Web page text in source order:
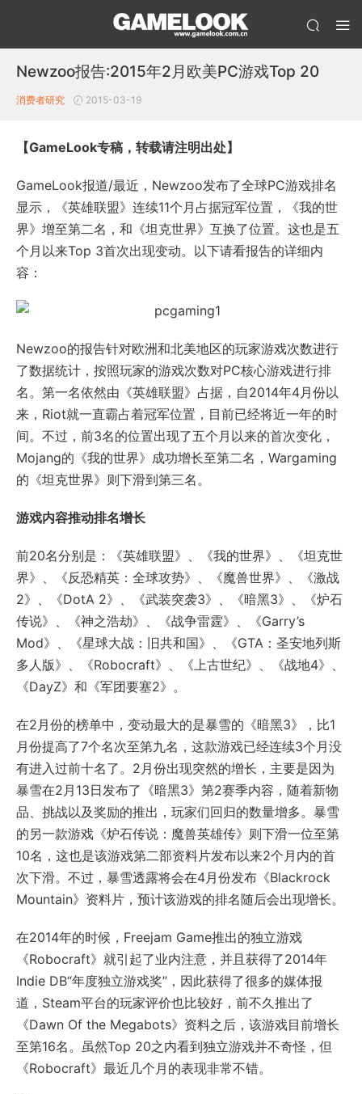
Newzoo报告:2015年2月欧美PC游戏Top 20
消费者研究 2015-03-19
【GameLook专稿，转载请注明出处】
GameLook报道/最近，Newzoo发布了全球PC游戏排名
显示，《英雄联盟》连续11个月占据冠军位置，《我的世
界》增至第二名，和《坦克世界》互换了位置。这也是五
个月以来Top 3首次出现变动。以下请看报告的详细内
容：
Newzoo的报告针对欧洲和北美地区的玩家游戏次数进行
了数据统计，按照玩家的游戏次数对PC核心游戏进行排
名。第一名依然由《英雄联盟》占据，自2014年4月份以
来，Riot就一直霸占着冠军位置，目前已经将近一年的时
间。不过，前3名的位置出现了五个月以来的首次变化，
Mojang的《我的世界》成功增长至第二名，Wargaming
的《坦克世界》则下滑到第三名。
游戏内容推动排名增长
前20名分别是：《英雄联盟》、《我的世界》、《坦克世
界》、《反恐精英：全球攻势》、《魔兽世界》、《激战
2》、《DotA 2》、《武装突袭3》、《暗黑3》、《炉石
传说》、《神之浩劫》、《战争雷霆》、《Garry’s
Mod》、《星球大战：旧共和国》、《GTA：圣安地列斯
多人版》、《Robocraft》、《上古世纪》、《战地4》、
《DayZ》和《军团要塞2》。
在2月份的榜单中，变动最大的是暴雪的《暗黑3》，比1
月份提高了7个名次至第九名，这款游戏已经连续3个月没
有进入过前十名了。2月份出现突然的增长，主要是因为
暴雪在2月13日发布了《暗黑3》第2赛季内容，随着新物
品、挑战以及奖励的推出，玩家们回归的数量增多。暴雪
的另一款游戏《炉石传说：魔兽英雄传》则下滑一位至第
10名，这也是该游戏第二部资料片发布以来2个月内的首
次下滑。不过，暴雪透露将会在4月份发布《Blackrock
Mountain》资料片，预计该游戏的排名随后会出现增长。
在2014年的时候，Freejam Game推出的独立游戏
《Robocraft》就引起了业内注意，并且获得了2014年
Indie DB“年度独立游戏奖”，因此获得了很多的媒体报
道，Steam平台的玩家评价也比较好，前不久推出了
《Dawn Of the Megabots》资料之后，该游戏目前增长
至第16名。虽然Top 20之内看到独立游戏并不奇怪，但
《Robocraft》最近几个月的表现非常不错。